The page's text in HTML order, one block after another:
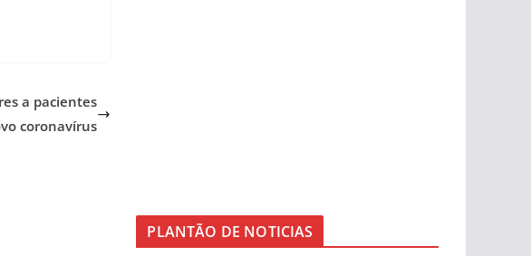
a pacientes
coronavírus
PLANTÃO DE NOTICIAS